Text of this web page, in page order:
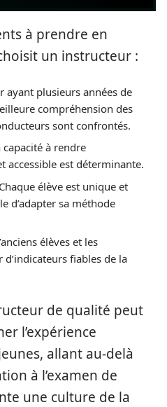
à prendre en
un instructeur :
ayant plusieurs années de
compréhension des
sont confrontés.
capacité à rendre
accessible est déterminante.
Chaque élève est unique et
d’adapter sa méthode
élèves et les
fiables de la
de qualité peut
l’expérience
allant au-delà
à l’examen de
une culture de la